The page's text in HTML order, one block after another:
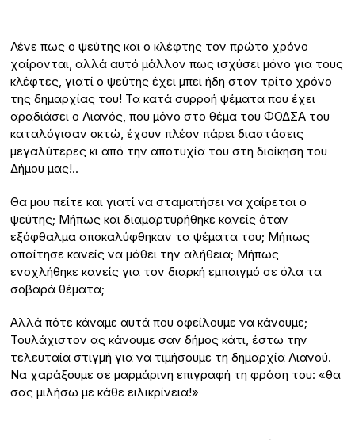
Λένε πως ο ψεύτης και ο κλέφτης τον πρώτο χρόνο
χαίρονται, αλλά αυτό μάλλον πως ισχύσει μόνο για τους
κλέφτες, γιατί ο ψεύτης έχει μπει ήδη στον τρίτο χρόνο
της δημαρχίας του! Τα κατά συρροή ψέματα που έχει
αραδιάσει ο Λιανός, που μόνο στο θέμα του ΦΟΔΣΑ του
καταλόγισαν οκτώ, έχουν πλέον πάρει διαστάσεις
μεγαλύτερες κι από την αποτυχία του στη διοίκηση του
Δήμου μας!..
Θα μου πείτε και γιατί να σταματήσει να χαίρεται ο
ψεύτης; Μήπως και διαμαρτυρήθηκε κανείς όταν
εξόφθαλμα αποκαλύφθηκαν τα ψέματα του; Μήπως
απαίτησε κανείς να μάθει την αλήθεια; Μήπως
ενοχλήθηκε κανείς για τον διαρκή εμπαιγμό σε όλα τα
σοβαρά θέματα;
Αλλά πότε κάναμε αυτά που οφείλουμε να κάνουμε;
Τουλάχιστον ας κάνουμε σαν δήμος κάτι, έστω την
τελευταία στιγμή για να τιμήσουμε τη δημαρχία Λιανού.
Να χαράξουμε σε μαρμάρινη επιγραφή τη φράση του: «θα
σας μιλήσω με κάθε ειλικρίνεια!»